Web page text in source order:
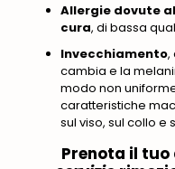
Allergie dovute
cura, di bassa
Invecchiamento,
cambia e la
modo non
caratteristiche
sul viso, sul collo e
Prenota il